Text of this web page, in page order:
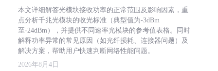
本文详细解答光模块接收功率的正常范围及影响因素，重
点分析千兆光模块的收光标准（典型值为-3dBm
至-24dBm），并提供不同速率光模块的参考值表格。同时
解释功率异常的常见原因（如光纤损耗、连接器问题）及
解决方案，帮助用户快速判断网络性能问题。
2026年8月4日